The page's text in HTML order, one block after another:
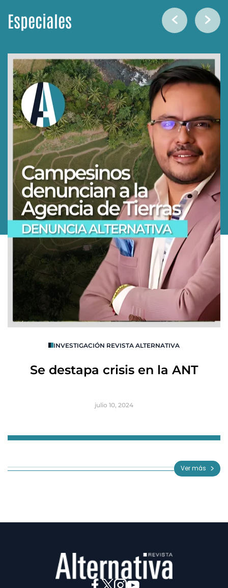
Especiales
INVESTIGACIÓN REVISTA ALTERNATIVA
Se destapa crisis en la ANT
julio 10, 2024
3
Ver más